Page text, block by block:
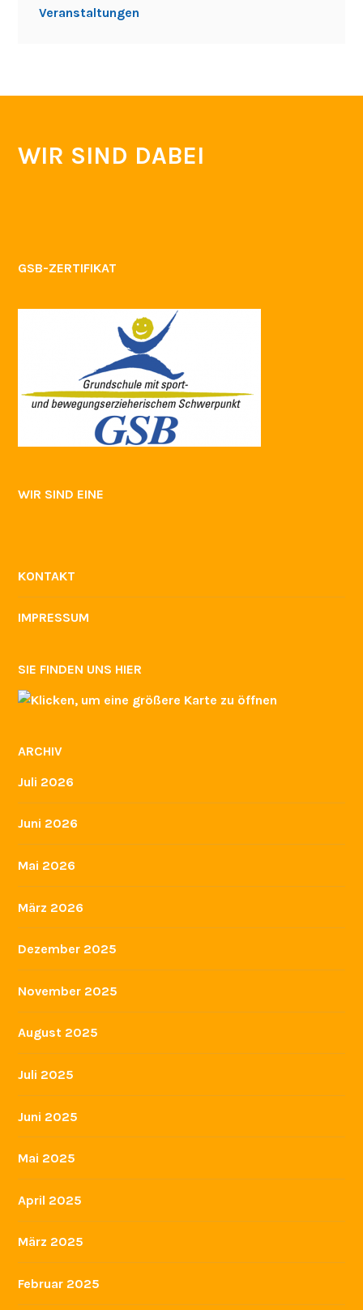
Veranstaltungen
WIR SIND DABEI
GSB-ZERTIFIKAT
WIR SIND EINE
KONTAKT
IMPRESSUM
SIE FINDEN UNS HIER
ARCHIV
Juli 2026
Juni 2026
Mai 2026
März 2026
Dezember 2025
November 2025
August 2025
Juli 2025
Juni 2025
Mai 2025
April 2025
März 2025
Februar 2025